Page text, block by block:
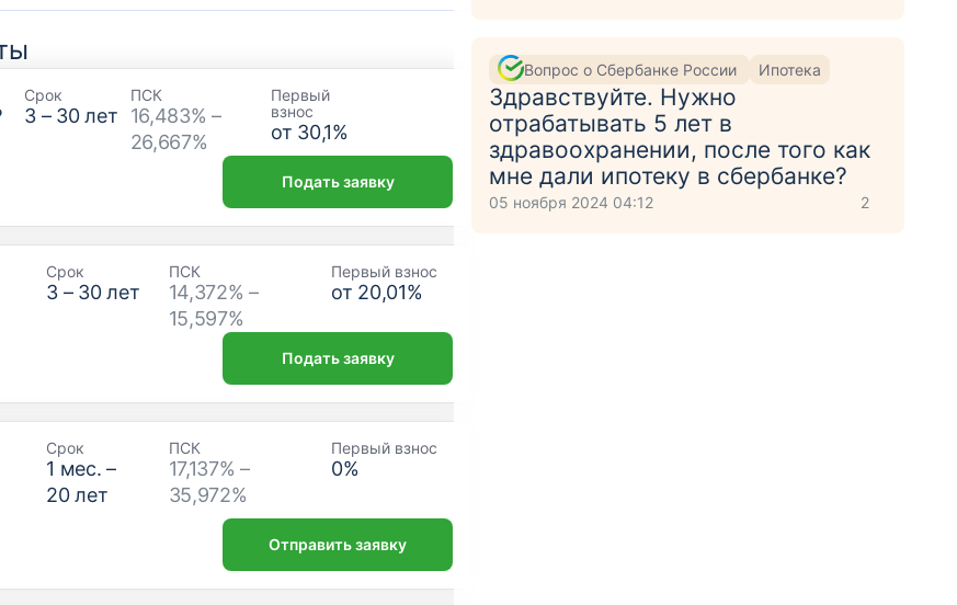
Срок
3 – 30лет
ПСК
16,483% –
26,667%
Первый
взнос
от 30,1%
Подать заявку
Срок
3 – 30лет
ПСК
14,372% –
15,597%
Первый взнос
от 20,01%
Подать заявку
Срок
1 мес. –
20лет
ПСК
17,137% –
35,972%
Первый взнос
0%
Отправить заявку
Вопрос о Сбербанке России Ипотека
Здравствуйте. Нужно
отрабатывать 5 лет в
здравоохранении, после того как
мне дали ипотеку в сбербанке?
05 ноября 2024 04:12 2